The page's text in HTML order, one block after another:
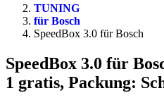
TUNING
für Bosch
SpeedBox 3.0 für Bosch
SpeedBox 3.0 für
1 gratis, Packung: